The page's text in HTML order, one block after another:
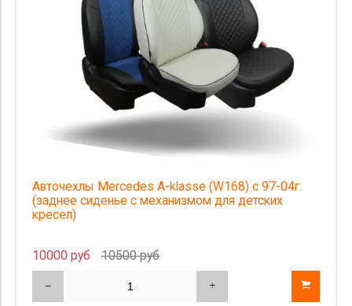
Авточехлы Mercedes A-klasse (W168) с 97-04г.
(заднее сиденье с механизмом для детских
кресел)
10000 руб 10500 руб